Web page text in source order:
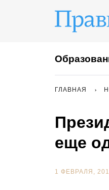
ГЛАВНАЯ
еще
1 ФЕВРАЛЯ,